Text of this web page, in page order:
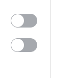
Adatkezelési
Etikai és